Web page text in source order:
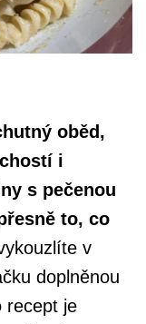
oběd,
i
s pečenou
to, co
v
doplněnou
recept je